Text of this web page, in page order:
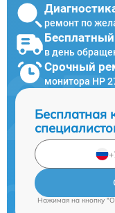
ремонт по
в день
Срочный
монитора HP
Бесплатная
Нажимая на кнопку